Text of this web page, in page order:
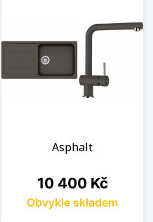
Asphalt
Cena
10 400 Kč
Obvykle skladem